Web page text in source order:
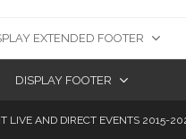
EXTENDED FOOTER
DISPLAY FOOTER
LIVE AND DIRECT EVENTS 2015-